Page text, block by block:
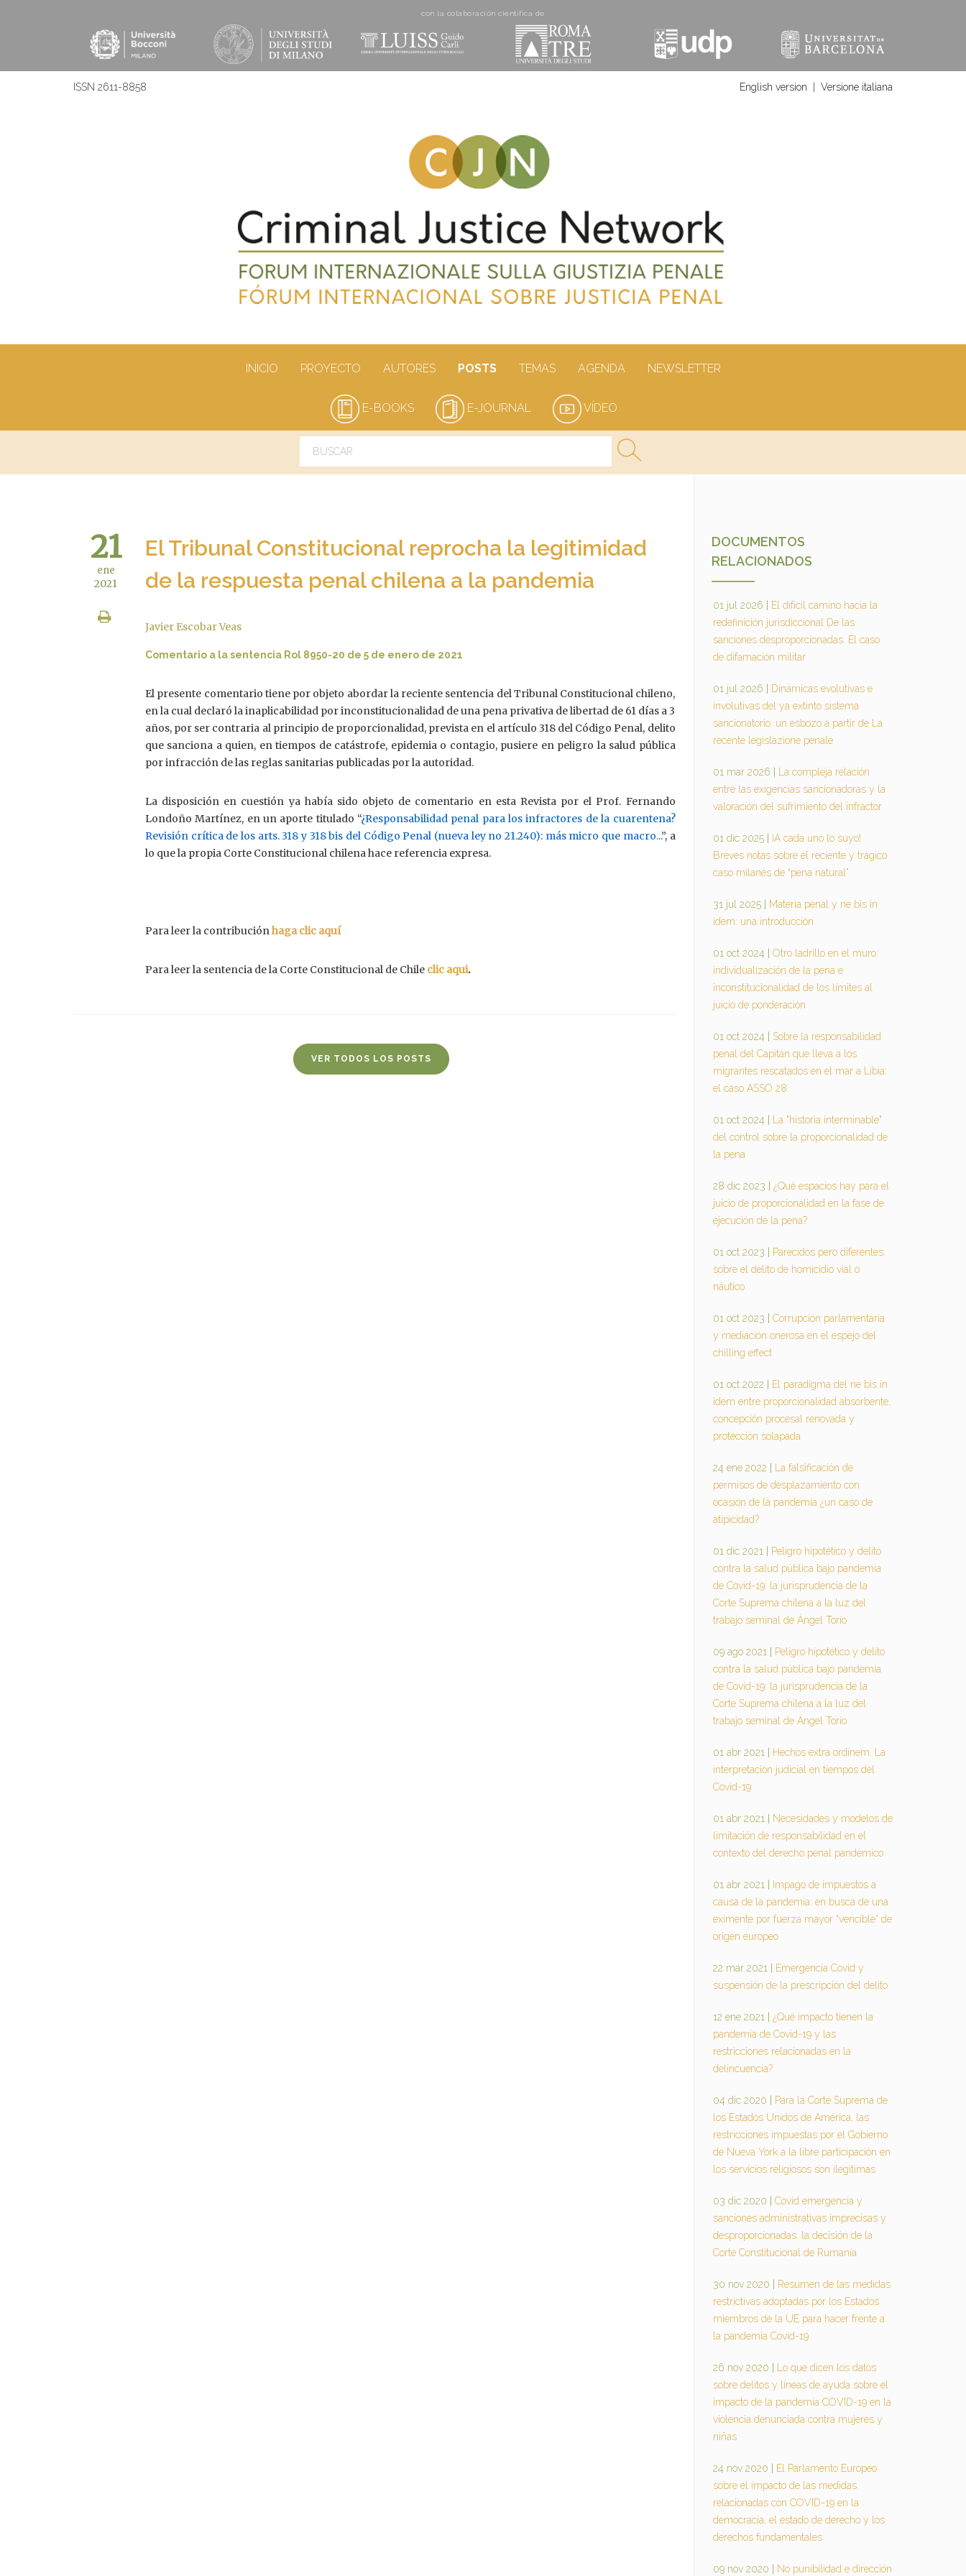
con la colaboración cientí­fica de
ISSN 2611-8858 English version Versione italiana
INICIO PROYECTO AUTORES POSTS TEMAS AGENDA NEWSLETTER
E-BOOKS E-JOURNAL VÍDEO
El Tribunal Constitucional reprocha la legitimidad
de la respuesta penal chilena a la pandemia
Javier Escobar Veas
Comentario a la sentencia Rol 8950-20 de 5 de enero de 2021
El presente comentario tiene por objeto abordar la reciente sentencia del Tribunal Constitucional chileno,
en la cual declaró la inaplicabilidad por inconstitucionalidad de una pena privativa de libertad de 61 días a 3
años, por ser contraria al principio de proporcionalidad, prevista en el artículo 318 del Código Penal, delito
que sanciona a quien, en tiempos de catástrofe, epidemia o contagio, pusiere en peligro la salud pública
por infracción de las reglas sanitarias publicadas por la autoridad.
La disposición en cuestión ya había sido objeto de comentario en esta Revista por el Prof. Fernando
Londoño Martínez, en un aporte titulado “¿Responsabilidad penal para los infractores de la cuarentena?
Revisión crítica de los arts. 318 y 318 bis del Código Penal (nueva ley no 21.240): más micro que macro...”, a
lo que la propia Corte Constitucional chilena hace referencia expresa.
Para leer la contribuciónhaga clic aquí
Para leer la sentencia de la Corte Constitucional de Chile clic aqui.
21
ene
2021
VER TODOS LOS POSTS
DOCUMENTOS
RELACIONADOS
01 jul 2026
El difícil camino hacia la
redefinición jurisdiccional De las
sanciones desproporcionadas. El caso
de difamación militar
01 jul 2026
Dinámicas evolutivas e
involutivas del ya extinto sistema
sancionatorio: un esbozo a partir de La
recente legislazione penale
01 mar 2026
La compleja relación
entre las exigencias sancionadoras y la
valoración del sufrimiento del infractor
01 dic 2025
¡A cada uno lo suyo!
Breves notas sobre el reciente y trágico
caso milanés de “pena natural”
31 jul 2025
Materia penal y ne bis in
idem: una introducción
01 oct 2024
Otro ladrillo en el muro:
individualización de la pena e
inconstitucionalidad de los límites al
juicio de ponderación
01 oct 2024
Sobre la responsabilidad
penal del Capitán que lleva a los
migrantes rescatados en el mar a Libia:
el caso ASSO 28
01 oct 2024
La "historia interminable"
del control sobre la proporcionalidad de
la pena
28 dic 2023
¿Qué espacios hay para el
juicio de proporcionalidad en la fase de
ejecución de la pena?
01 oct 2023
Parecidos pero diferentes:
sobre el delito de homicidio vial o
náutico
01 oct 2023
Corrupción parlamentaria
y mediación onerosa en el espejo del
chilling effect
01 oct 2022
El paradigma del ne bis in
idem entre proporcionalidad absorbente,
concepción procesal renovada y
protección solapada
24 ene 2022
La falsificación de
permisos de desplazamiento con
ocasión de la pandemia ¿un caso de
atipicidad?
01 dic 2021
Peligro hipotético y delito
contra la salud pública bajo pandemia
de Covid-19: la jurisprudencia de la
Corte Suprema chilena a la luz del
trabajo seminal de Ángel Torío
09 ago 2021
Peligro hipotético y delito
contra la salud pública bajo pandemia
de Covid-19: la jurisprudencia de la
Corte Suprema chilena a la luz del
trabajo seminal de Ángel Torío
01 abr 2021
Hechos extra ordinem. La
interpretación judicial en tiempos del
Covid-19
01 abr 2021
Necesidades y modelos de
limitación de responsabilidad en el
contexto del derecho penal pandémico
01 abr 2021
Impago de impuestos a
causa de la pandemia: en busca de una
eximente por fuerza mayor “vencible” de
origen europeo
22 mar 2021
Emergencia Covid y
suspensión de la prescripción del delito
12 ene 2021
¿Qué impacto tienen la
pandemia de Covid-19 y las
restricciones relacionadas en la
delincuencia?
04 dic 2020
Para la Corte Suprema de
los Estados Unidos de América, las
restricciones impuestas por el Gobierno
de Nueva York a la libre participación en
los servicios religiosos son ilegítimas
03 dic 2020
Covid emergencia y
sanciones administrativas imprecisas y
desproporcionadas: la decisión de la
Corte Constitucional de Rumanía
30 nov 2020
Resumen de las medidas
restrictivas adoptadas por los Estados
miembros de la UE para hacer frente a
la pandemia Covid-19
26 nov 2020
Lo que dicen los datos
sobre delitos y líneas de ayuda sobre el
impacto de la pandemia COVID-19 en la
violencia denunciada contra mujeres y
niñas
24 nov 2020
El Parlamento Europeo
sobre el impacto de las medidas
relacionadas con COVID-19 en la
democracia, el estado de derecho y los
derechos fundamentales
09 nov 2020 No punibilidad e dirección